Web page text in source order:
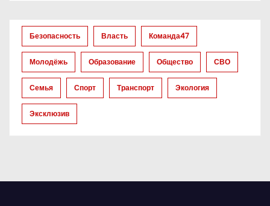
а
п
и
с
я
Безопасность Власть Команда47
Молодёжь Образование Общество СВО
Семья Спорт Транспорт Экология
Эксклюзив